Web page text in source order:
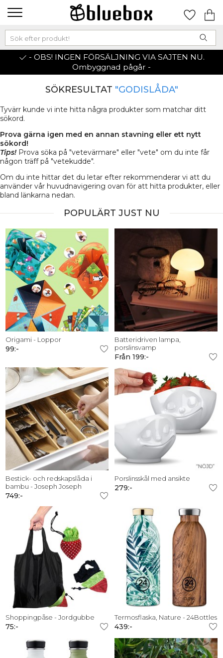
- OBS! INGEN FÖRSÄLJNING VIA SAJTEN NU.
Ombyggnad pågår -
SÖKRESULTAT "GODISLÅDA"
Tyvärr kunde vi inte hitta några produkter som matchar ditt
sökord.
Prova gärna igen med en annan stavning eller ett nytt
sökord!
Tips! Prova söka på "vetevärmare" eller "vete" om du inte får
någon träff på "vetekudde".
Om du inte hittar det du letar efter rekommenderar vi att du
använder vår huvudnavigering ovan för att hitta produkter, eller
bland länkarna nedan.
POPULÄRT JUST NU
Origami - Loppor
99:-
Batteridriven lampa,
porslinsvamp
Från 199:-
Bestick- och redskapslåda i
bambu - Joseph Joseph
749:-
Porslinsskål med ansikte
279:-
Shoppingpåse - Jordgubbe
75:-
Termosflaska, Nature - 24Bottles
439:-